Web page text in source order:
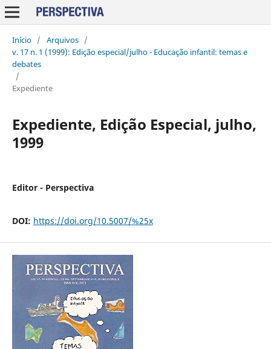
Início / Arquivos /
v. 17 n. 1 (1999): Edição especial/julho - Educação infantil: temas e
debates
/
Expediente
Expediente, Edição Especial, julho,
1999
Editor - Perspectiva
DOI: https://doi.org/10.5007/%25x